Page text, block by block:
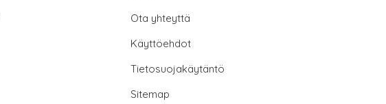
Ota yhteyttä
Käyttöehdot
Tietosuojakäytäntö
Sitemap